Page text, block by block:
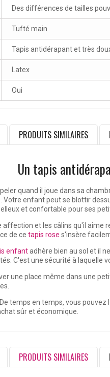
Des différences de tailles
Tufté main
Tapis antidérapant et très
Latex
Oui
PRODUITS SIMILAIRES
Un tapis
quand il joue dans sa
enfant peut se blottir
et confortable pour ses
et les câlins qu'il
de ce tapis rose s'insère
enfantadhère bien au sol et il
C'est une sécurité à laquelle
une place même dans une
temps en temps, vous pouvez
sûr et économique.
PRODUITS SIMILAIRES